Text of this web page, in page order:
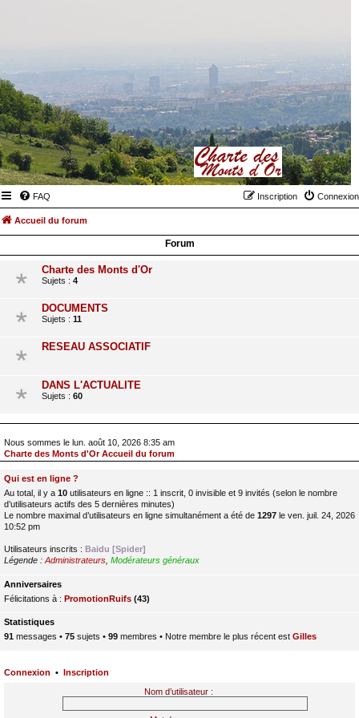
FAQ Connexion
Inscription
Accueil du forum
Forum
Charte des Monts d'Or
Sujets : 4
DOCUMENTS
Sujets : 11
RESEAU ASSOCIATIF
DANS L'ACTUALITE
Sujets : 60
Nous sommes le lun. août 10, 2026 8:35 am
Charte des Monts d'Or Accueil du forum
Qui est en ligne ?
Au total, il y a 10 utilisateurs en ligne :: 1 inscrit, 0 invisible et 9 invités (selon le nombre
d’utilisateurs actifs des 5 dernières minutes)
Le nombre maximal d’utilisateurs en ligne simultanément a été de 1297 le ven. juil. 24, 2026
10:52 pm
Utilisateurs inscrits : Baidu [Spider]
Légende : Administrateurs Modérateurs généraux
Anniversaires
Félicitations à : PromotionRuifs (43)
Statistiques
91 messages • 75 sujets • 99 membres • Notre membre le plus récent est Gilles
Connexion • Inscription
Nom d’utilisateur :